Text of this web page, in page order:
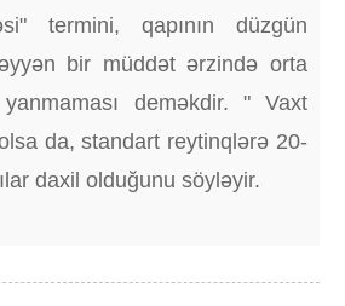
termini, qapının düzgün
bir müddət ərzində orta
yanmaması deməkdir. " Vaxt
da, standart reytinqlərə 20-
daxil olduğunu söyləyir.